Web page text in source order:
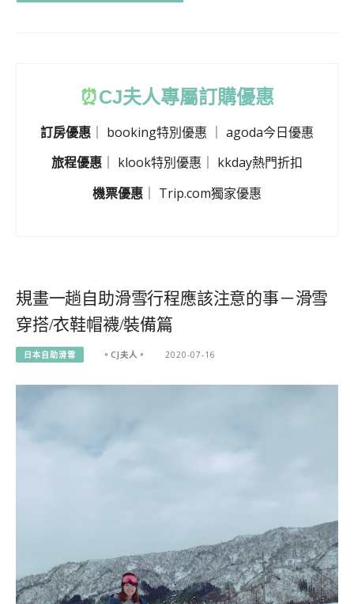
⏰CJ夫人專屬訂購優惠
訂房優惠 ｜ booking特別優惠 ｜ agoda今日優惠
旅程優惠
klook特別優惠
kkday熱門折扣
機票優惠
Trip.com獨家優惠
規畫一趟自助滑雪行程應該注意的事－滑雪
穿搭/衣鞋帽襪/裝備篇
日本自助滑雪 。CJ夫人。 2020-07-16